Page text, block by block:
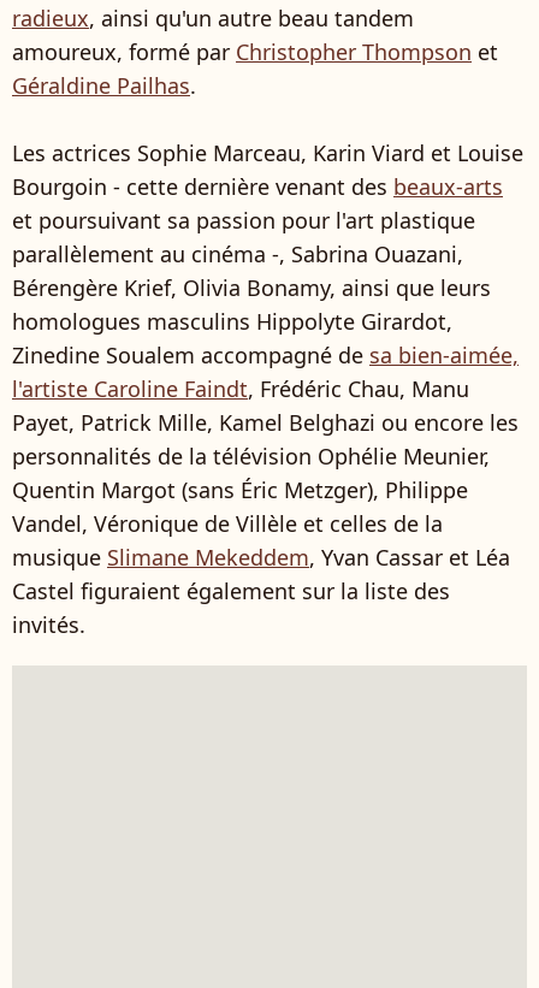
radieux, ainsi qu'un autre beau tandem
amoureux, formé par Christopher Thompson et
Géraldine Pailhas.
Les actrices Sophie Marceau, Karin Viard et Louise
Bourgoin - cette dernière venant des beaux-arts
et poursuivant sa passion pour l'art plastique
parallèlement au cinéma -, Sabrina Ouazani,
Bérengère Krief, Olivia Bonamy, ainsi que leurs
homologues masculins Hippolyte Girardot,
Zinedine Soualem accompagné de sa bien-aimée,
l'artiste Caroline Faindt, Frédéric Chau, Manu
Payet, Patrick Mille, Kamel Belghazi ou encore les
personnalités de la télévision Ophélie Meunier,
Quentin Margot (sans Éric Metzger), Philippe
Vandel, Véronique de Villèle et celles de la
musique Slimane Mekeddem, Yvan Cassar et Léa
Castel figuraient également sur la liste des
invités.